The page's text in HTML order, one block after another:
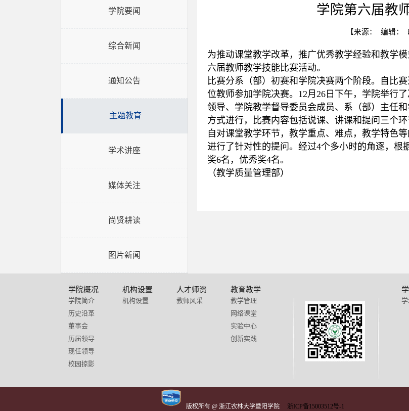
学院要闻
综合新闻
通知公告
主题教育
学术讲座
媒体关注
尚贤耕读
图片新闻
学院第六届教
【来源： 编辑：
为推动课堂教学改革，推广优秀教学经验和教学
六届教师教学技能比赛活动。
比赛分系（部）初赛和学院决赛两个阶段。自比
位教师参加学院决赛。12月26日下午，学院举行
领导、学院教学督导委员会成员、系（部）主任
方式进行，比赛内容包括说课、讲课和提问三个
自对课堂教学环节，教学重点、难点，教学特色
进行了针对性的提问。经过4个多小时的角逐，
奖6名，优秀奖4名。
（教学质量管理部）
学院概况
学院简介
历史沿革
董事会
历届领导
现任领导
校园掠影
机构设置
机构设置
人才师资
教师风采
教育教学
教学管理
网络课堂
实验中心
创新实践
版权所有 @ 浙江农林大学暨阳学院 浙ICP备15003512号-1